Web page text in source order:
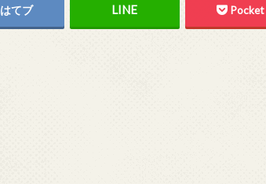
はてブ Pocket